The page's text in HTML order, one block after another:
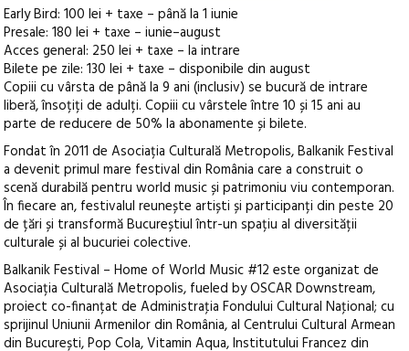
Early Bird: 100 lei + taxe – până la 1 iunie
Presale: 180 lei + taxe – iunie–august
Acces general: 250 lei + taxe – la intrare
Bilete pe zile: 130 lei + taxe – disponibile din august
Copiii cu vârsta de până la 9 ani (inclusiv) se bucură de intrare
liberă, însoțiți de adulți. Copiii cu vârstele între 10 și 15 ani au
parte de reducere de 50% la abonamente și bilete.
Fondat în 2011 de Asociația Culturală Metropolis, Balkanik Festival
a devenit primul mare festival din România care a construit o
scenă durabilă pentru world music și patrimoniu viu contemporan.
În fiecare an, festivalul reunește artiști și participanți din peste 20
de țări și transformă Bucureștiul într-un spațiu al diversității
culturale și al bucuriei colective.
Balkanik Festival – Home of World Music #12 este organizat de
Asociația Culturală Metropolis, fueled by OSCAR Downstream,
proiect co-finanțat de Administraţia Fondului Cultural Naţional; cu
sprijinul Uniunii Armenilor din România, al Centrului Cultural Armean
din București, Pop Cola, Vitamin Aqua, Institutului Francez din